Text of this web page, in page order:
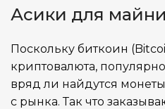
Асики для
Поскольку биткоин
криптовалюта,
вряд ли найдутся
с рынка. Так что